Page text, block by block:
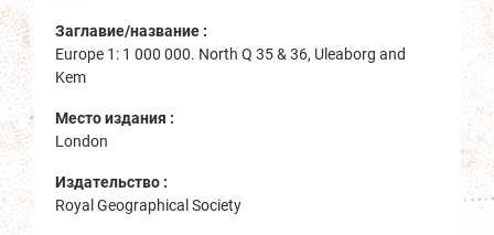
Заглавие/название :
Europe 1: 1 000 000. North Q 35 & 36, Uleaborg and
Kem
Место издания :
London
Издательство :
Royal Geographical Society